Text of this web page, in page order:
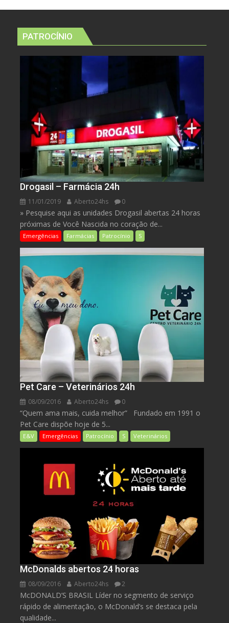
PATROCÍNIO
Drogasil – Farmácia 24h
11/01/2019 Aberto24hs 0
» Pesquise aqui as unidades Drogasil abertas 24 horas
próximas de Você Nascida no coração de...
Emergências Farmácias Patrocínio S
Pet Care – Veterinários 24h
08/09/2016 Aberto24hs 0
“Quem ama mais, cuida melhor” Fundado em 1991 o
Pet Care dispõe hoje de 5...
E&V Emergências Patrocínio S Veterinários
McDonalds abertos 24 horas
08/09/2016 Aberto24hs 2
McDONALD’S BRASIL Líder no segmento de serviço
rápido de alimentação, o McDonald’s se destaca pela
qualidade...